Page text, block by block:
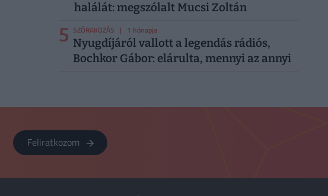
halálát: megszólalt Mucsi Zoltán
5 SZÓRAKOZÁS | 1 hónapja
Nyugdíjáról vallott a legendás rádiós,
Bochkor Gábor: elárulta, mennyi az annyi
Feliratkozom